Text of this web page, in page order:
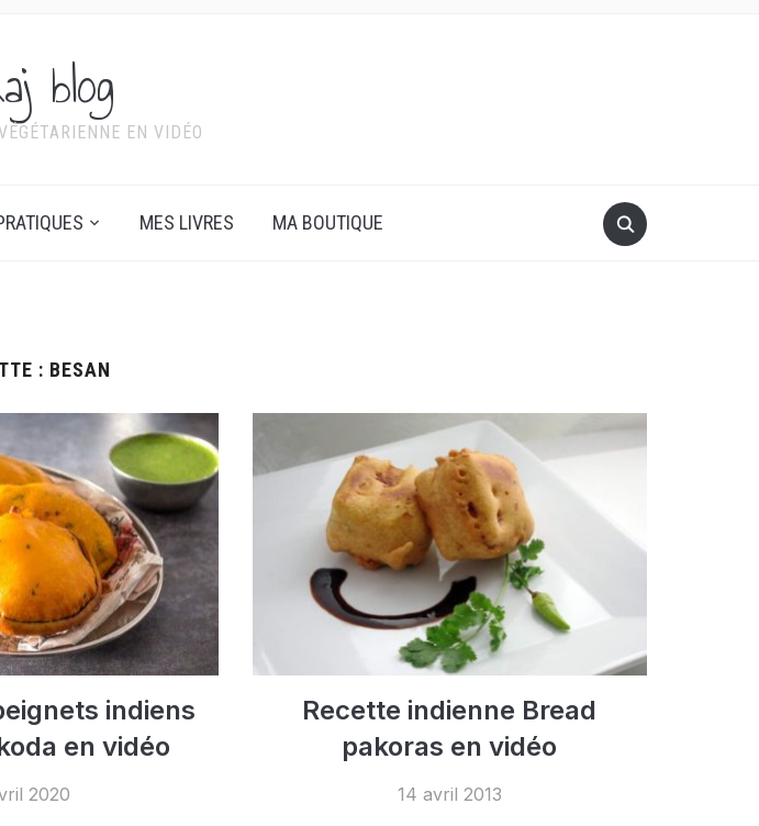
blog
EN VIDÉO
MES LIVRES MA BOUTIQUE
: BESAN
indiens
en vidéo
2020
Recette indienne Bread
pakoras en vidéo
14 avril 2013